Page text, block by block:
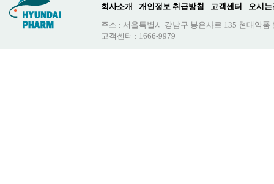
회사소개 개인정보 취급방침 고객센터
오시는
주소 : 서울특별시 강남구 봉은사로 135 현대약품
고객센터 : 1666-9979